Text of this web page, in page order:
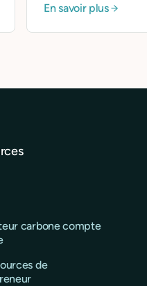
En savoir plus
carbone compte
de